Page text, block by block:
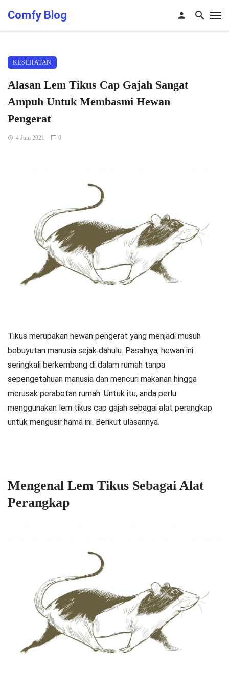
Comfy Blog
KESEHATAN
Alasan Lem Tikus Cap Gajah Sangat
Ampuh Untuk Membasmi Hewan
Pengerat
4 Juni 2021 0
Tikus merupakan hewan pengerat yang menjadi musuh
bebuyutan manusia sejak dahulu. Pasalnya, hewan ini
seringkali berkembang di dalam rumah tanpa
sepengetahuan manusia dan mencuri makanan hingga
merusak perabotan rumah. Untuk itu, anda perlu
menggunakan lem tikus cap gajah sebagai alat perangkap
untuk mengusir hama ini. Berikut ulasannya.
Mengenal Lem Tikus Sebagai Alat
Perangkap